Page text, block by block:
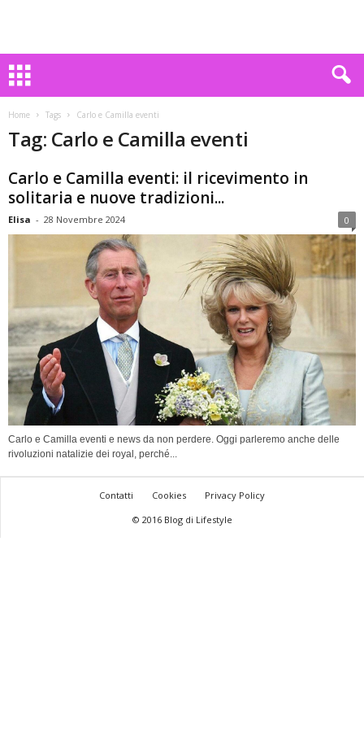
Home Tags Carlo e Camilla eventi
Tag: Carlo e Camilla eventi
Carlo e Camilla eventi: il ricevimento in
solitaria e nuove tradizioni...
Elisa - 28 Novembre 2024 0
Carlo e Camilla eventi e news da non perdere. Oggi parleremo anche delle
rivoluzioni natalizie dei royal, perché...
Contatti Cookies
Privacy Policy
© 2016 Blog di Lifestyle